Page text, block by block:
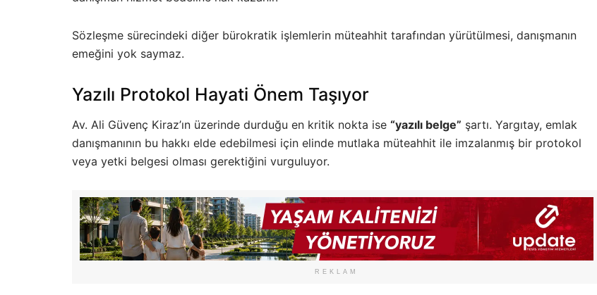
Sözleşme sürecindeki diğer bürokratik işlemlerin müteahhit tarafından yürütülmesi, danışmanın
emeğini yok saymaz.
Yazılı Protokol Hayati Önem Taşıyor
Av. Ali Güvenç Kiraz’ın üzerinde durduğu en kritik nokta ise “yazılı belge” şartı. Yargıtay, emlak
danışmanının bu hakkı elde edebilmesi için elinde mutlaka müteahhit ile imzalanmış bir protokol
veya yetki belgesi olması gerektiğini vurguluyor.
REKLAM